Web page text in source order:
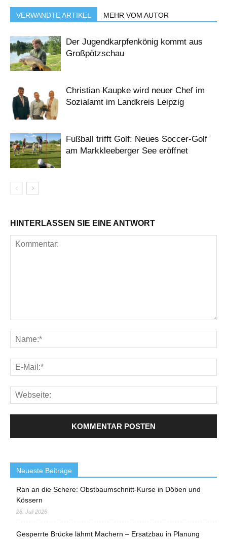
VERWANDTE ARTIKEL MEHR VOM AUTOR
Der Jugendkarpfenkönig kommt aus
Großpötzschau
Christian Kaupke wird neuer Chef im
Sozialamt im Landkreis Leipzig
Fußball trifft Golf: Neues Soccer-Golf
am Markkleeberger See eröffnet
HINTERLASSEN SIE EINE ANTWORT
Neueste Beiträge
Ran an die Schere: Obstbaumschnitt-Kurse in Döben und
Kössern
28. Juli 2026
Gesperrte Brücke lähmt Machern – Ersatzbau in Planung